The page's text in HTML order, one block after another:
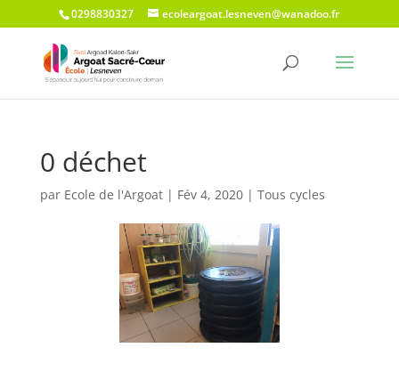
0298830327 ecoleargoat.lesneven@wanadoo.fr
0 déchet
par Ecole de l'Argoat| Fév 4, 2020| Tous cycles